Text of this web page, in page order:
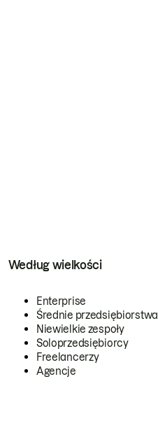
Według wielkości
Enterprise
Średnie przedsiębiorstwa
Niewielkie zespoły
Soloprzedsiębiorcy
Freelancerzy
Agencje